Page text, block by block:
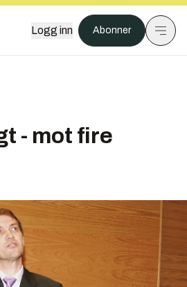
Logg inn Abonner
- mot fire